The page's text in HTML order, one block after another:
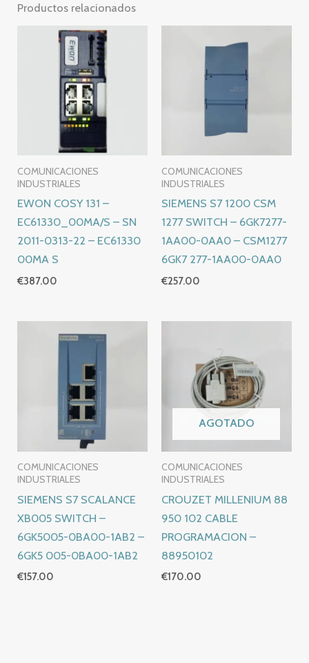
Productos relacionados
COMUNICACIONES
INDUSTRIALES
EWON COSY 131 –
EC61330_00MA/S – SN
2011-0313-22 – EC61330
00MA S
€387.00
COMUNICACIONES
INDUSTRIALES
SIEMENS S7 1200 CSM
1277 SWITCH – 6GK7277-
1AA00-0AA0 – CSM1277
6GK7 277-1AA00-0AA0
€257.00
COMUNICACIONES
INDUSTRIALES
SIEMENS S7 SCALANCE
XB005 SWITCH –
6GK5005-0BA00-1AB2 –
6GK5 005-0BA00-1AB2
€157.00
AGOTADO
COMUNICACIONES
INDUSTRIALES
CROUZET MILLENIUM 88
950 102 CABLE
PROGRAMACION –
88950102
€170.00